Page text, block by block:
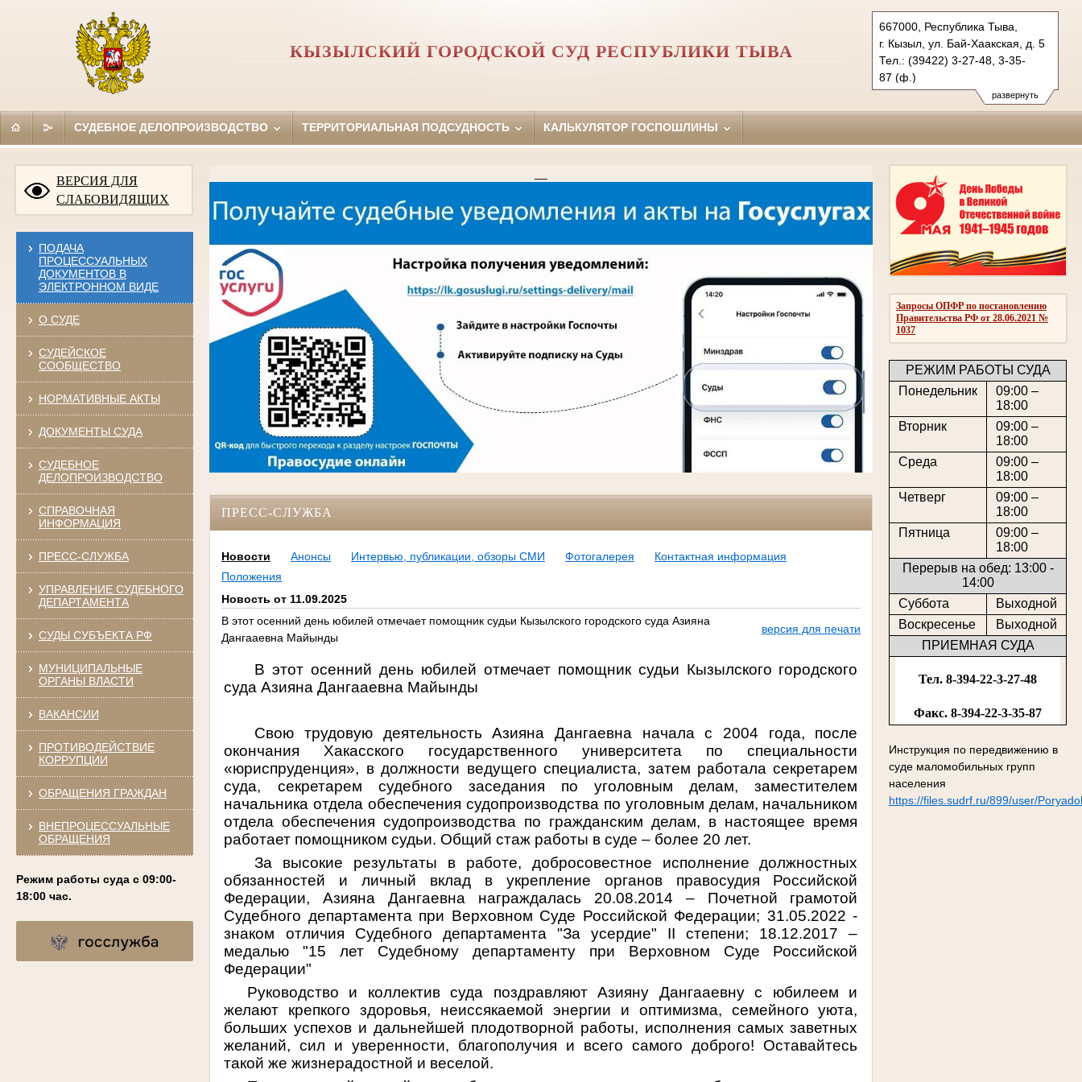
развернуть
667000, Республика Тыва,
г. Кызыл, ул. Бай-Хаакская, д. 5
Тел.: (39422) 3-27-48, 3-35-
87 (ф.)
kizilskiy-g.tva@sudrf.ru
показать на карте
КЫЗЫЛСКИЙ ГОРОДСКОЙ СУД РЕСПУБЛИКИ ТЫВА
СУДЕБНОЕ ДЕЛОПРОИЗВОДСТВО ТЕРРИТОРИАЛЬНАЯ ПОДСУДНОСТЬ КАЛЬКУЛЯТОР ГОСПОШЛИНЫ
ВЕРСИЯ ДЛЯ
СЛАБОВИДЯЩИХ
ПОДАЧА
ПРОЦЕССУАЛЬНЫХ
ДОКУМЕНТОВ В
ЭЛЕКТРОННОМ ВИДЕ
О СУДЕ
СУДЕЙСКОЕ
СООБЩЕСТВО
НОРМАТИВНЫЕ АКТЫ
ДОКУМЕНТЫ СУДА
СУДЕБНОЕ
ДЕЛОПРОИЗВОДСТВО
СПРАВОЧНАЯ
ИНФОРМАЦИЯ
ПРЕСС-СЛУЖБА
УПРАВЛЕНИЕ СУДЕБНОГО
ДЕПАРТАМЕНТА
СУДЫ СУБЪЕКТА РФ
МУНИЦИПАЛЬНЫЕ
ОРГАНЫ ВЛАСТИ
ВАКАНСИИ
ПРОТИВОДЕЙСТВИЕ
КОРРУПЦИИ
ОБРАЩЕНИЯ ГРАЖДАН
ВНЕПРОЦЕССУАЛЬНЫЕ
ОБРАЩЕНИЯ
Режим работы суда с 09:00-
18:00 час.
Запросы ОПФР по постановлению
Правительства РФ от 28.06.2021 №
1037
РЕЖИМ РАБОТЫ СУДА
Понедельник
09:00 –
18:00
Вторник
09:00 –
18:00
Среда
09:00 –
18:00
Четверг
09:00 –
18:00
Пятница
09:00 –
18:00
Перерыв на обед: 13:00 -
14:00
Суббота
Выходной
Воскресенье
Выходной
ПРИЕМНАЯ СУДА
Тел. 8-394-22-3-27-48
Факс. 8-394-22-3-35-87
Инструкция по передвижению в
суде маломобильных групп
населения
https://files.sudrf.ru/899/user/
ПРЕСС-СЛУЖБА
Новости Анонсы Интервью, публикации, обзоры СМИ Фотогалерея
Контактная информация
Положения
Новость от 11.09.2025
В этот осенний день юбилей отмечает помощник судьи Кызылского городского суда Азияна
Дангааевна Майынды
версия для печати
В этот осенний день юбилей отмечает помощник судьи Кызылского городского
суда Азияна Дангааевна Майынды
Свою трудовую деятельность Азияна Дангаевна начала с 2004 года, после
окончанияХакасского государственного университета по специальности
«юриспруденция», в должности ведущего специалиста, затем работала секретарем
суда, секретарем судебного заседания по уголовным делам,заместителем
начальника отдела обеспечения судопроизводства по уголовным делам, начальником
отдела обеспечения судопроизводства по гражданским делам, в настоящее время
работает помощником судьи. Общий стаж работы в суде – более 20 лет.
За высокие результаты в работе, добросовестное исполнение должностных
обязанностей и личный вклад в укрепление органов правосудия Российской
Федерации,Азияна Дангаевна награждалась 20.08.2014 – Почетной грамотой
Судебного департамента при Верховном Суде Российской Федерации; 31.05.2022 -
знаком отличия Судебного департамента "За усердие" II степени; 18.12.2017 –
медалью "15 лет Судебному департаменту при Верховном Суде Российской
Федерации"
Руководство и коллектив суда поздравляют Азияну Дангааевну с юбилеем и
желают крепкого здоровья, неиссякаемой энергии и оптимизма, семейного уюта,
больших успехов и дальнейшей плодотворной работы, исполнения самых заветных
желаний,сил и уверенности, благополучия и всего самого доброго! Оставайтесь
такой же жизнерадостной и веселой.